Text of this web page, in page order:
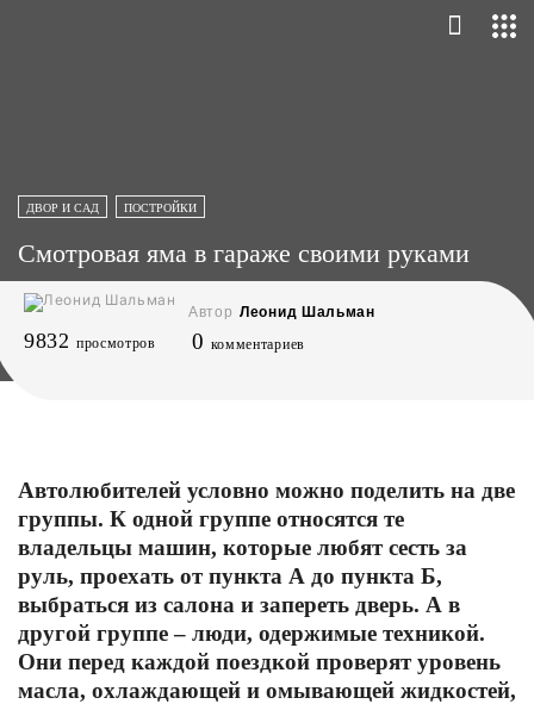
ДВОР И САД ПОСТРОЙКИ
Смотровая яма в гараже своими руками
Автор Леонид Шальман
9832 просмотров 0 комментариев
Автолюбителей условно можно поделить на две
группы. К одной группе относятся те
владельцы машин, которые любят сесть за
руль, проехать от пункта А до пункта Б,
выбраться из салона и запереть дверь. А в
другой группе – люди, одержимые техникой.
Они перед каждой поездкой проверят уровень
масла, охлаждающей и омывающей жидкостей,